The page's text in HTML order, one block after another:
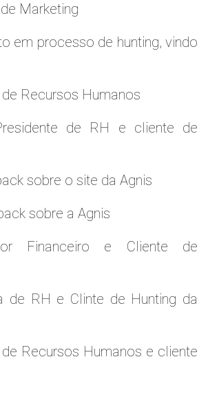
Marketing
em processo de hunting, vindo
Recursos Humanos
de RH e cliente de
sobre o site da Agnis
sobre a Agnis
Financeiro e Cliente de
de RH e Clinte de Hunting da
Recursos Humanos e cliente